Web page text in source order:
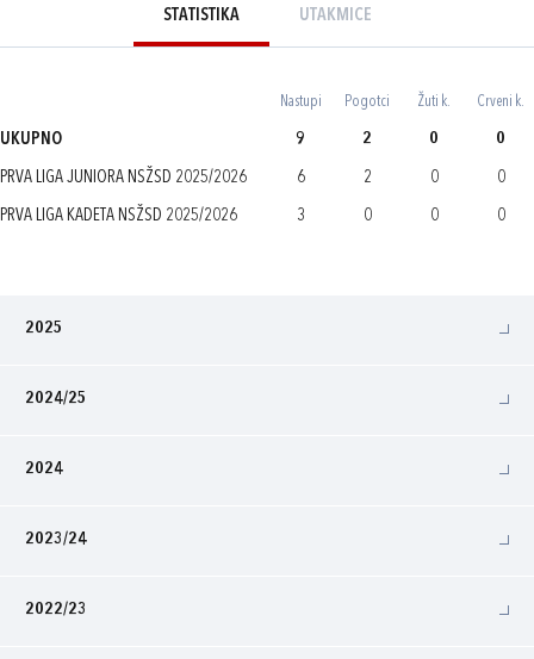
STATISTIKA UTAKMICE
Nastupi Pogotci Žuti k. Crveni k.
UKUPNO 9 2 0 0
PRVA LIGA JUNIORA NSŽSD 2025/2026 6 2 0 0
PRVA LIGA KADETA NSŽSD 2025/2026 3 0 0 0
2025
2024/25
2024
2023/24
2022/23